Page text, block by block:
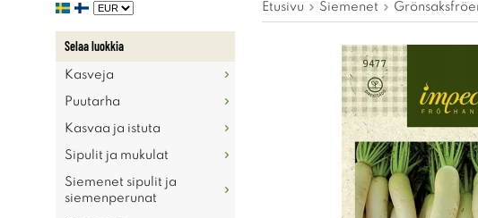
Selaa luokkia
Kasveja
Puutarha
Kasvaa ja istuta
Sipulit ja mukulat
Siemenet sipulit ja
siemenperunat
Etusivu Siemenet